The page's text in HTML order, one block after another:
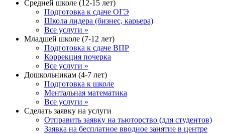
Средней школе (12-15 лет)
Подготовка к сдаче ОГЭ
Школа лидера (бизнес, карьера)
Все услуги »
Младшей школе (7-12 лет)
Подготовка к сдаче ВПР
Коррекция почерка
Все услуги »
Дошкольникам (4-7 лет)
Подготовка к школе
Ментальная математика
Все услуги »
Сделать заявку на услуги
Отправить заявку на тьюторство (для студентов)
Заявка на бесплатное вводное занятие в центре